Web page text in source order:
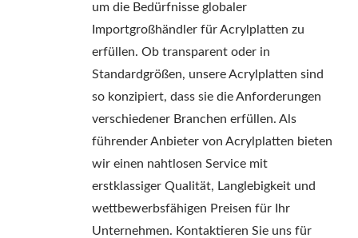
um die Bedürfnisse globaler
Importgroßhändler für Acrylplatten zu
erfüllen. Ob transparent oder in
Standardgrößen, unsere Acrylplatten sind
so konzipiert, dass sie die Anforderungen
verschiedener Branchen erfüllen. Als
führender Anbieter von Acrylplatten bieten
wir einen nahtlosen Service mit
erstklassiger Qualität, Langlebigkeit und
wettbewerbsfähigen Preisen für Ihr
Unternehmen. Kontaktieren Sie uns für